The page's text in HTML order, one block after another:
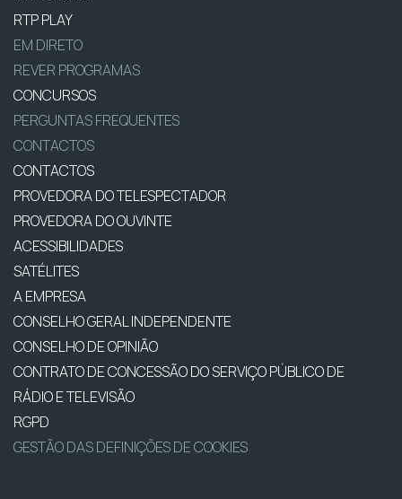
RTP PLAY
EM DIRETO
REVER PROGRAMAS
CONCURSOS
PERGUNTAS FREQUENTES
CONTACTOS
CONTACTOS
PROVEDORA DO TELESPECTADOR
PROVEDORA DO OUVINTE
ACESSIBILIDADES
SATÉLITES
A EMPRESA
CONSELHO GERAL INDEPENDENTE
CONSELHO DE OPINIÃO
CONTRATO DE CONCESSÃO DO SERVIÇO PÚBLICO DE
RÁDIO E TELEVISÃO
RGPD
GESTÃO DAS DEFINIÇÕES DE COOKIES